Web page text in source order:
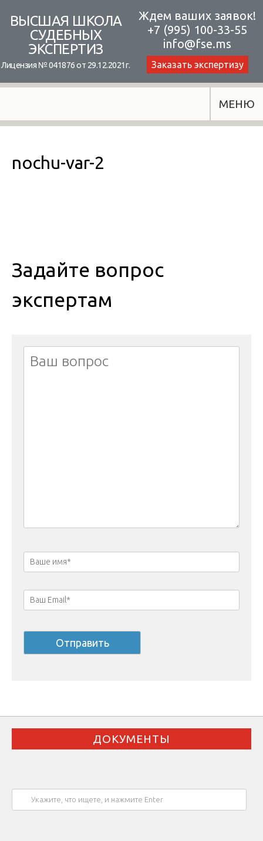
content
ВЫСШАЯ ШКОЛА
СУДЕБНЫХ
ЭКСПЕРТИЗ
Лицензия № 041876 от 29.12.2021г.
Ждем ваших заявок!
+7 (995) 100-33-55
info@fse.ms
Заказать экспертизу
МЕНЮ
nochu-var-2
Задайте вопрос
экспертам
ДОКУМЕНТЫ